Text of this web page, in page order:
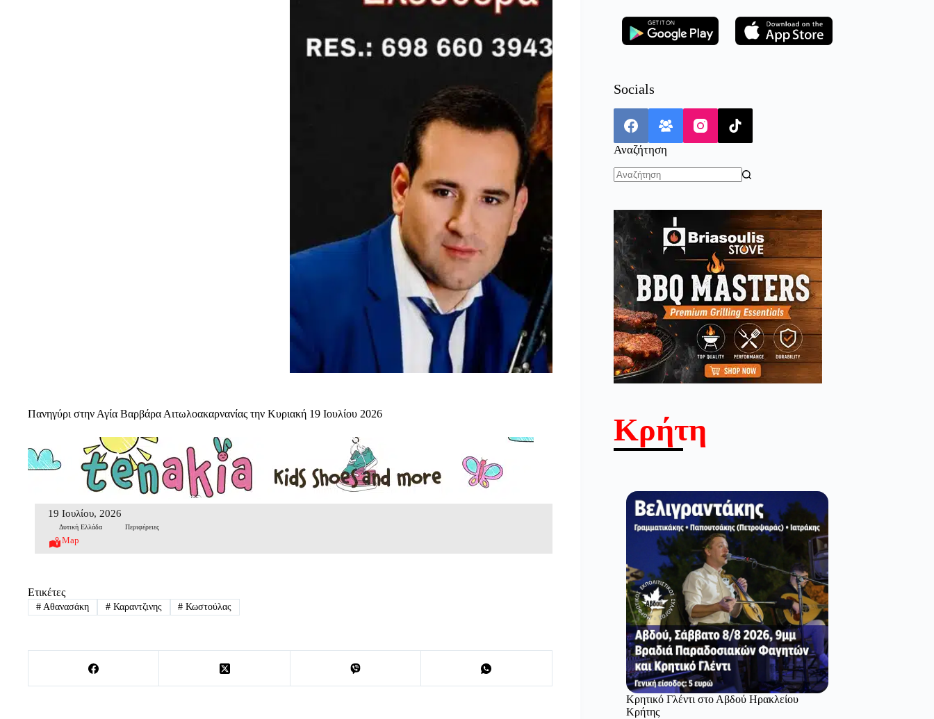
Πανηγύρι στην Αγία Βαρβάρα Αιτωλοακαρνανίας την Κυριακή 19 Ιουλίου 2026
19 Ιουλίου, 2026
Δυτική Ελλάδα Περιφέρειες
Map
Ετικέτες
#Αθανασάκη #Καραντζινης # Κωστούλας
Socials
Αναζήτηση
Κρήτη
Κρητικό Γλέντι στο Αβδού Ηρακλείου
Κρήτης